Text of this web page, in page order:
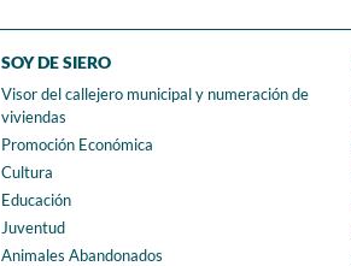
SOY DE SIERO
Visor del callejero municipal y numeración de
viviendas
Promoción Económica
Cultura
Educación
Juventud
Animales Abandonados